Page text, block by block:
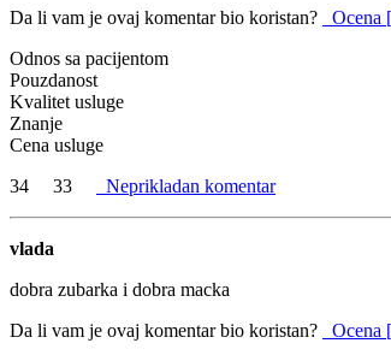
Da li vam je ovaj komentar bio koristan?
Ocena
Odnos sa pacijentom
Pouzdanost
Kvalitet usluge
Znanje
Cena usluge
34
33 Neprikladan komentar
vlada
dobra zubarka i dobra macka
Da li vam je ovaj komentar bio koristan?
Ocena